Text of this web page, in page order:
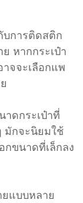
การติดสติก
หากกระเป๋า
จจะเลือกแพ
าดกระเป๋าที่
มักจะนิยมใช้
กขนาดที่เล็กลง
แบบหลาย